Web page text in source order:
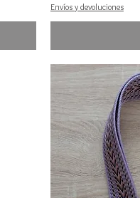
Envíos y devoluciones